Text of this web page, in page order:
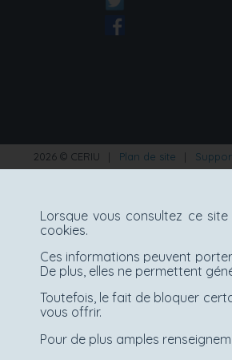
2026 © CERIU | Plan de site |
Lorsque vous consultez ce
cookies.
Ces informations peuvent
De plus, elles ne permettent
Toutefois, le fait de bloquer
vous offrir.
Pour de plus amples